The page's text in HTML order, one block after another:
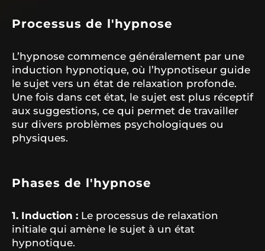
Processus de l'hypnose
L’hypnose commence généralement par une
induction hypnotique, où l’hypnotiseur guide
le sujet vers un état de relaxation profonde.
Une fois dans cet état, le sujet est plus réceptif
aux suggestions, ce qui permet de travailler
sur divers problèmes psychologiques ou
physiques.
Phases de l'hypnose
1. Induction : Le processus de relaxation
initiale qui amène le sujet à un état
hypnotique.